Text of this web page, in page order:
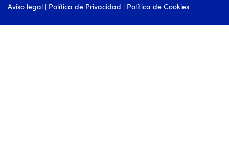
Aviso legal | Política de Privacidad | Política de Cookies